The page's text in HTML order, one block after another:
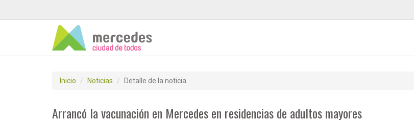
Inicio Noticias Detalle de la noticia
Arrancó la vacunación en Mercedes en residencias de adultos mayores